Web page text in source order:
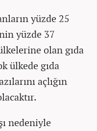
yüzde 25
yüzde 37
olan gıda
ülkede gıda
açlığın
nedeniyle